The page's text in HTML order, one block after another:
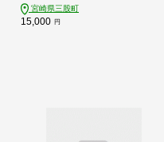
宮崎県三股町
15,000 円